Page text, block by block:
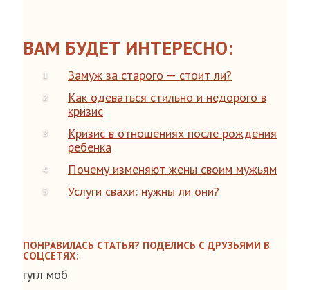
ВАМ БУДЕТ ИНТЕРЕСНО:
Замуж за старого — стоит ли?
Как одеваться стильно и недорого в
кризис
Кризис в отношениях после рождения
ребенка
Почему изменяют жены своим мужьям
Услуги свахи: нужны ли они?
ПОНРАВИЛАСЬ СТАТЬЯ? ПОДЕЛИСЬ С ДРУЗЬЯМИ В
СОЦСЕТЯХ:
гугл моб